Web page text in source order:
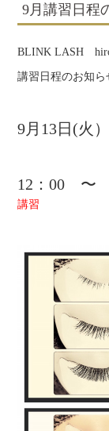
9月講習日程
BLINK LASH
講習日程のお知ら
9月13日(火）
12：00
講習